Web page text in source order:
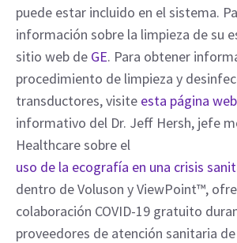
puede estar incluido en el sistema.
información sobre la limpieza de su
sitio web de GE. Para obtener
procedimiento de limpieza y
transductores, visite esta página web
informativo del Dr. Jeff Hersh, jefe
Healthcare sobre el
uso de la ecografía en una crisis
dentro de Voluson y ViewPoint™,
colaboración COVID-19 gratuito
proveedores de atención sanitaria